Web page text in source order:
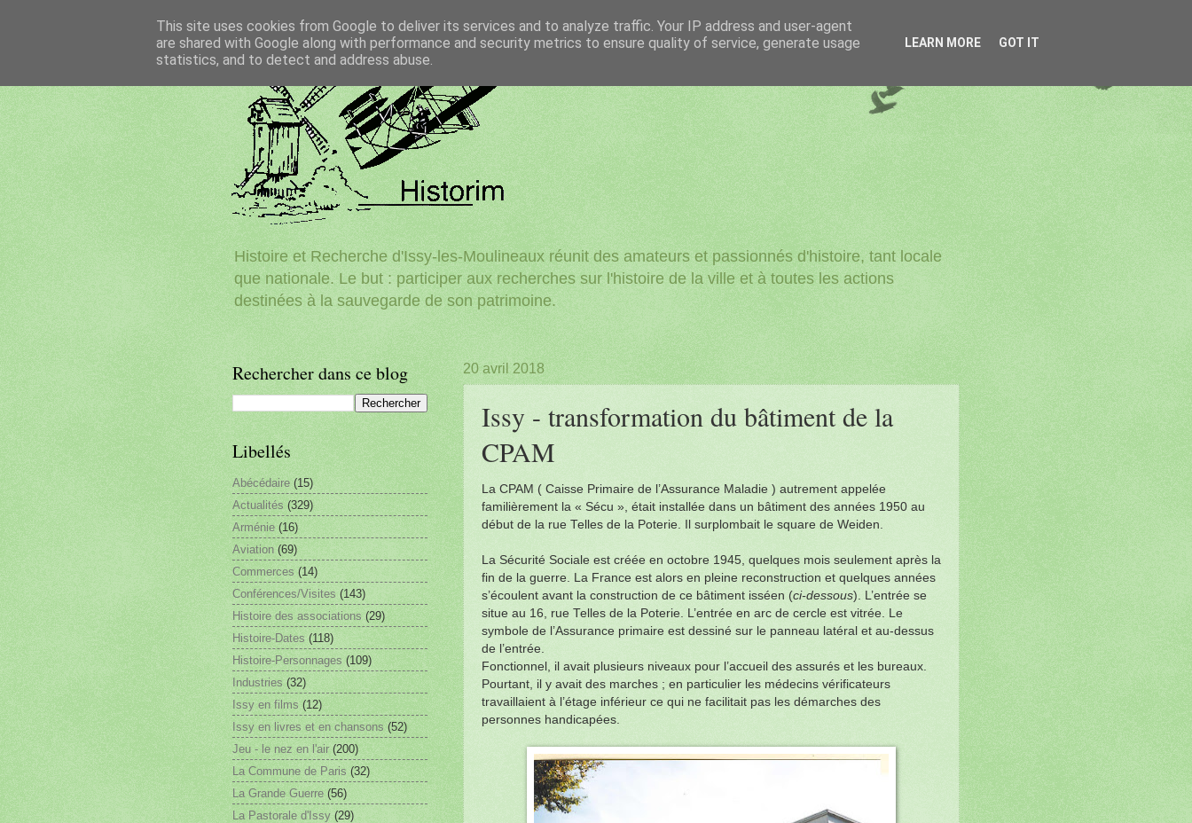
Histoire et Recherche d'Issy-les-Moulineaux réunit des amateurs et passionnés d'histoire, tant locale
que nationale. Le but : participer aux recherches sur l'histoire de la ville et à toutes les actions
destinées à la sauvegarde de son patrimoine.
20 avril 2018
Issy - transformation du bâtiment de la
CPAM
La CPAM ( Caisse Primaire de l’Assurance Maladie ) autrement appelée
familièrement la « Sécu », était installée dans un bâtiment des années 1950 au
début de la rue Telles de la Poterie. Il surplombait le square de Weiden.
La Sécurité Sociale est créée en octobre 1945, quelques mois seulement après la
fin de la guerre. La France est alors en pleine reconstruction et quelques années
s’écoulent avant la construction de ce bâtiment isséen (ci-dessous). L’entrée se
situe au 16, rue Telles de la Poterie. L’entrée en arc de cercle est vitrée. Le
symbole de l’Assurance primaire est dessiné sur le panneau latéral et au-dessus
de l’entrée.
Fonctionnel, il avait plusieurs niveaux pour l’accueil des assurés et les bureaux.
Pourtant, il y avait des marches ; en particulier les médecins vérificateurs
travaillaient à l’étage inférieur ce qui ne facilitait pas les démarches des
personnes handicapées.
Rechercher dans ce blog
Libellés
Abécédaire (15)
Actualités (329)
Arménie (16)
Aviation (69)
Commerces (14)
Conférences/Visites (143)
Histoire des associations (29)
Histoire-Dates (118)
Histoire-Personnages (109)
Industries (32)
Issy en films (12)
Issy en livres et en chansons (52)
Jeu - le nez en l'air (200)
La Commune de Paris (32)
La Grande Guerre (56)
La Pastorale d'Issy (29)
This site uses cookies from Google to deliver its services and to analyze traffic. Your IP address and user-agent
are shared with Google along with performance and security metrics to ensure quality of service, generate usage
statistics, and to detect and address abuse.
LEARN MORE GOT IT